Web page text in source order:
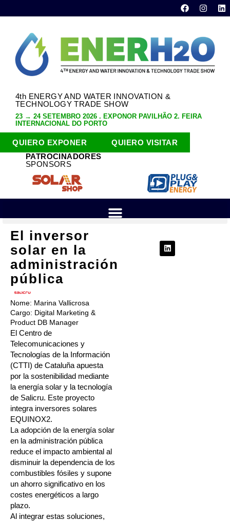
4th ENERGY AND WATER INNOVATION &
TECHNOLOGY TRADE SHOW
23 → 24 SETEMBRO 2026 . EXPONOR PAVILHÃO 2. FEIRA
INTERNACIONAL DO PORTO
QUIERO EXPONER
QUIERO VISITAR
PATROCINADORES
SPONSORS
El inversor
solar en la
administración
pública
Nome: Marina Vallicrosa
Cargo: Digital Marketing &
Product DB Manager
El Centro de
Telecomunicaciones y
Tecnologías de la Información
(CTTI) de Cataluña apuesta
por la sostenibilidad mediante
la energía solar y la tecnología
de Salicru. Este proyecto
integra inversores solares
EQUINOX2.
La adopción de la energía solar
en la administración pública
reduce el impacto ambiental al
disminuir la dependencia de los
combustibles fósiles y supone
un ahorro significativo en los
costes energéticos a largo
plazo.
Al integrar estas soluciones,